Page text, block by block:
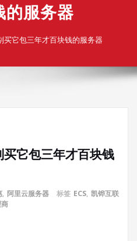
的服务器
买它包三年才百块钱的服务器
它包三年才百块钱
, 阿里云服务器 标签 ECS, 凯铧互联